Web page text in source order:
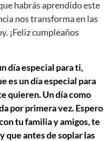
habrás aprendido este
nos transforma en las
¡Feliz cumpleaños
día especial para ti,
es un día especial para
quieren. Un día como
por primera vez. Espero
tu familia y amigos, te
que antes de soplar las